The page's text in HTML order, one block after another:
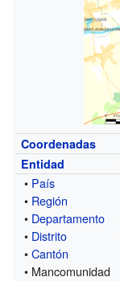
Coordenadas
Entidad
• País
• Región
• Departamento
• Distrito
•Cantón
• Mancomunidad